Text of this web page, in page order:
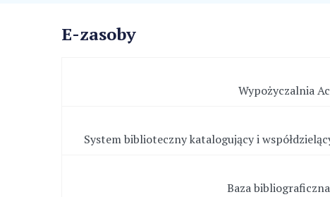
E-zasoby
Wypożyczalnia
System biblioteczny katalogujący i
Baza